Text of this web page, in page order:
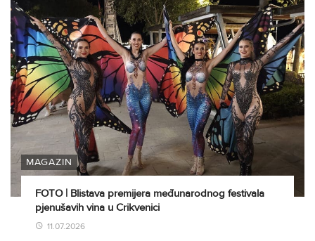
MAGAZIN
FOTO | Blistava premijera međunarodnog festivala
pjenušavih vina u Crikvenici
11.07.2026